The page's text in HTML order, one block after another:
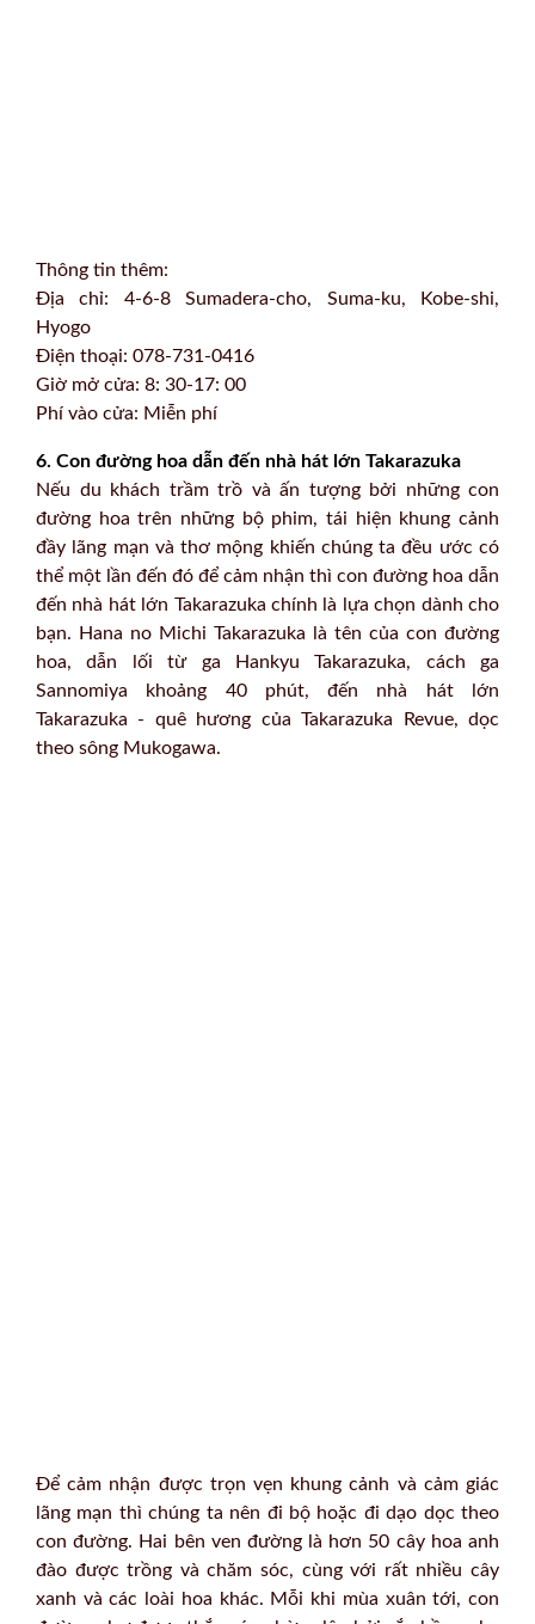
Thông tin thêm:
Địa chỉ: 4-6-8 Sumadera-cho, Suma-ku, Kobe-shi,
Hyogo
Điện thoại: 078-731-0416
Giờ mở cửa: 8: 30-17: 00
Phí vào cửa: Miễn phí
6. Con đường hoa dẫn đến nhà hát lớn Takarazuka
Nếu du khách trầm trồ và ấn tượng bởi những con
đường hoa trên những bộ phim, tái hiện khung cảnh
đầy lãng mạn và thơ mộng khiến chúng ta đều ước có
thể một lần đến đó để cảm nhận thì con đường hoa dẫn
đến nhà hát lớn Takarazuka chính là lựa chọn dành cho
bạn. Hana no Michi Takarazuka là tên của con đường
hoa, dẫn lối từ ga Hankyu Takarazuka, cách ga
Sannomiya khoảng 40 phút, đến nhà hát lớn
Takarazuka - quê hương của Takarazuka Revue, dọc
theo sông Mukogawa.
Để cảm nhận được trọn vẹn khung cảnh và cảm giác
lãng mạn thì chúng ta nên đi bộ hoặc đi dạo dọc theo
con đường. Hai bên ven đường là hơn 50 cây hoa anh
đào được trồng và chăm sóc, cùng với rất nhiều cây
xanh và các loài hoa khác. Mỗi khi mùa xuân tới, con